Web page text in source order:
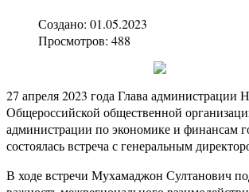
Создано: 01.05.2023
Просмотров: 488
27 апреля 2023 года Глава
Общероссийской общественной
администрации по экономике и финансам
состоялась встреча с генеральным
В ходе встречи Мухамаджон Султанович